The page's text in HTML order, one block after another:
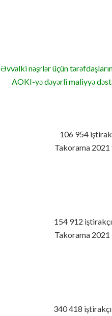
Əvvəlki nəşrlər üçün
AOKI-yə dəyərli maliyyə
106 954
Takorama 2021
154 912
Takorama 2021
340 418